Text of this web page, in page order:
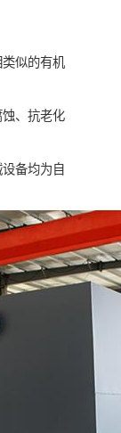
似的有机
、抗老化
备均为自